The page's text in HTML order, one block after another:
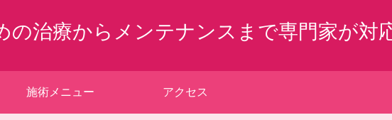
治療からメンテナンスまで専門家が対
施術メニュー アクセス